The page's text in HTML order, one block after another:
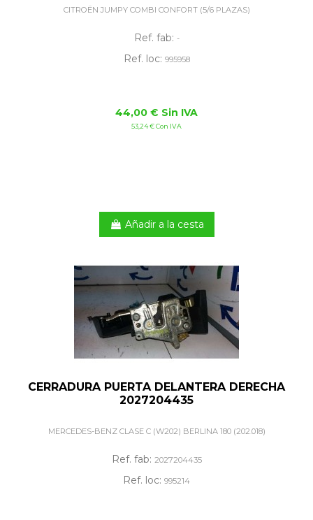
CITROËN JUMPY COMBI CONFORT (5/6 PLAZAS)
Ref. fab: -
Ref. loc: 995958
44,00 € Sin IVA
53,24 € Con IVA
Añadir a la cesta
CERRADURA PUERTA DELANTERA DERECHA
2027204435
MERCEDES-BENZ CLASE C (W202) BERLINA 180 (202.018)
Ref. fab: 2027204435
Ref. loc: 995214